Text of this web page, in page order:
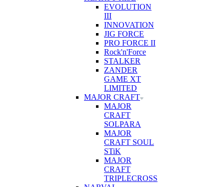
EVOLUTION
III
INNOVATION
JIG FORCE
PRO FORCE II
Rock'n'Force
STALKER
ZANDER
GAME XT
LIMITED
MAJOR CRAFT
MAJOR
CRAFT
SOLPARA
MAJOR
CRAFT SOUL
STiK
MAJOR
CRAFT
TRIPLECROSS